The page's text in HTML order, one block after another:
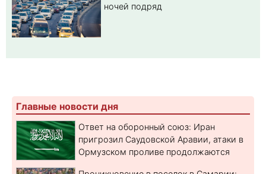
ночей подряд
Главные новости дня
Ответ на оборонный союз: Иран
пригрозил Саудовской Аравии, атаки в
Ормузском проливе продолжаются